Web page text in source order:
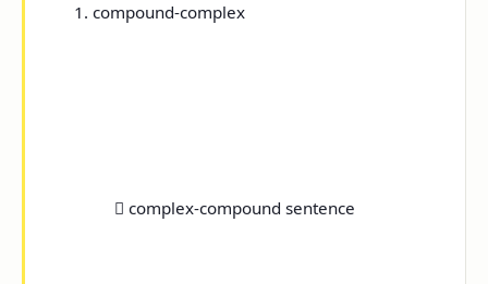
compound-complex
 complex-compound sentence